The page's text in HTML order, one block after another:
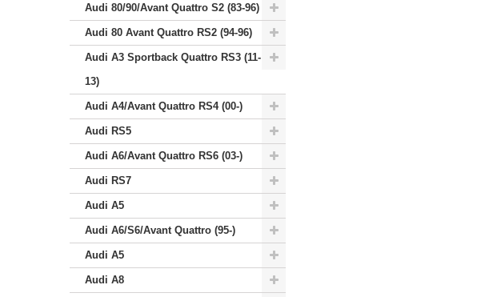
Audi 80/90/Avant Quattro S2 (83-96)
Audi 80 Avant Quattro RS2 (94-96)
Audi A3 Sportback Quattro RS3 (11-
13)
Audi A4/Avant Quattro RS4 (00-)
Audi RS5
Audi A6/Avant Quattro RS6 (03-)
Audi RS7
Audi A5
Audi A6/S6/Avant Quattro (95-)
Audi A5
Audi A8